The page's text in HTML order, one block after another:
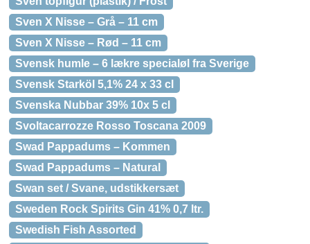
Sven X Nisse – Grå – 11 cm
Sven X Nisse – Rød – 11 cm
Svensk humle – 6 lækre specialøl fra Sverige
Svensk Starköl 5,1% 24 x 33 cl
Svenska Nubbar 39% 10x 5 cl
Svoltacarrozze Rosso Toscana 2009
Swad Pappadums – Kommen
Swad Pappadums – Natural
Swan set / Svane, udstikkersæt
Sweden Rock Spirits Gin 41% 0,7 ltr.
Swedish Fish Assorted